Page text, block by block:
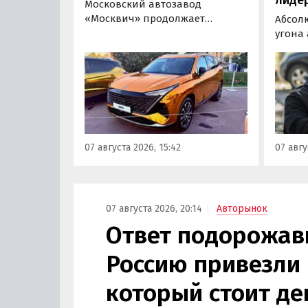
Московский автозавод
«Москвич» продолжает
которые сейчас растет. На днях
на автомобильном фестивале
«ПроДвижение» на ВДНХ в
Москве в числе прочих
моделей «Москвича» был
представлен семиместный
кроссовер М90.
07 августа 2026, 15:42
угона
могут
всего
07
07 августа 2026, 20:14 Авторынок
Ответ
Россию
который стоит